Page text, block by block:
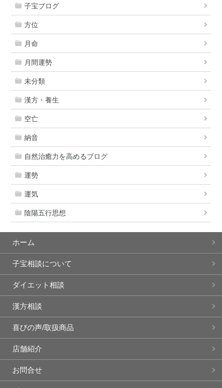
子宝ブログ
方位
月命
月間運勢
未分類
漢方・養生
空亡
納音
自然治癒力を高めるブログ
運勢
運気
陰陽五行思想
ホーム
子宝相談について
ダイエット相談
漢方相談
喜びの声/取扱商品
店舗紹介
お問合せ